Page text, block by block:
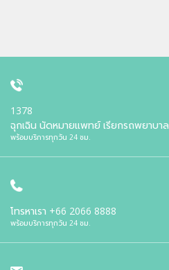
1378
ฉุกเฉิน นัดหมายแพทย์ เรียกรถพยาบาล
พร้อมบริการทุกวัน 24 ชม.
โทรหาเรา +66 2066 8888
พร้อมบริการทุกวัน 24 ชม.